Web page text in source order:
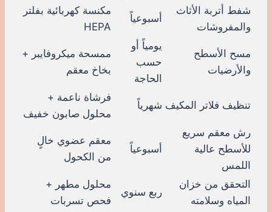
شفط أتربة الأثاث
والمفروشات
أسبوعياً
مكنسة كهربائية بفلتر
HEPA
مسح الأسطح
والأرضيات
يومياً أو
حسب
الحاجة
ممسحة ميكروفايبر +
بخاخ معقم
تنظيف فلاتر المكيف شهرياً
فرشاة ناعمة +
محلول صابون خفيف
رش معقم سريع
للأسطح عالية
اللمس
أسبوعياً
معقم عضوي خالٍ
من الكحول
التحقق من خزان
المياه وسلامته
ربع سنوي
محلول مطهر +
فحص تسربات